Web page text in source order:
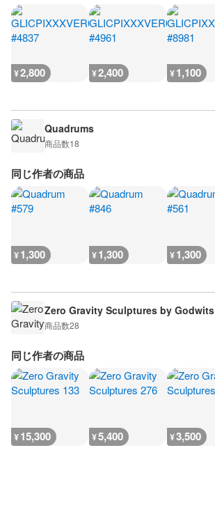
¥2,800 ¥2,400 ¥1,100
Quadrums
商品数18
同じ作者の商品
¥1,300 ¥1,300 ¥1,300
Zero Gravity Sculptures by Godwits
商品数28
同じ作者の商品
¥15,300 ¥5,400 ¥3,500